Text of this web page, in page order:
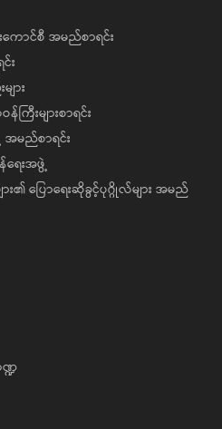
ောင်စီ အမည်စာရင်း
း
ား
ြီးများစာရင်း
မည်စာရင်း
ရေးအဖွဲ့
၏ ပြောရေးဆိုခွင့်ပုဂ္ဂိုလ်များ အမည်
ဍ